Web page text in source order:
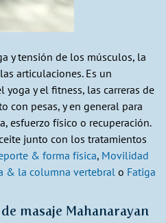
y tensión de los músculos, la
articulaciones. Es un
yoga y el fitness, las carreras de
con pesas, y en general para
esfuerzo físico o recuperación.
junto con los tratamientos
& forma física, Movilidad
& la columna vertebral o Fatiga
masaje Mahanarayan